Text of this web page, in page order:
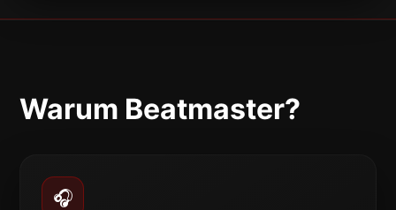
Warum Beatmaster?
🎧